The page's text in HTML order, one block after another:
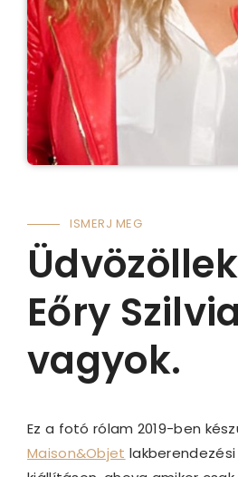
ISMERJ MEG
Eőry Szilvia
vagyok.
Ez a fotó rólam 2019-ben
Maison&Objet